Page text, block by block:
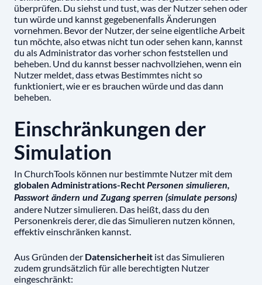
überprüfen. Du siehst und tust, was der Nutzer sehen oder
tun würde und kannst gegebenenfalls Änderungen
vornehmen. Bevor der Nutzer, der seine eigentliche Arbeit
tun möchte, also etwas nicht tun oder sehen kann, kannst
du als Administrator das vorher schon feststellen und
beheben. Und du kannst besser nachvollziehen, wenn ein
Nutzer meldet, dass etwas Bestimmtes nicht so
funktioniert, wie er es brauchen würde und das dann
beheben.
Einschränkungen der
Simulation
In ChurchTools können nur bestimmte Nutzer mit dem
globalen Administrations-RechtPersonen simulieren,
Passwort ändern und Zugang sperren (simulate persons)
andere Nutzer simulieren. Das heißt, dass du den
Personenkreis derer, die das Simulieren nutzen können,
effektiv einschränken kannst.
Aus Gründen der Datensicherheit ist das Simulieren
zudem grundsätzlich für alle berechtigten Nutzer
eingeschränkt: